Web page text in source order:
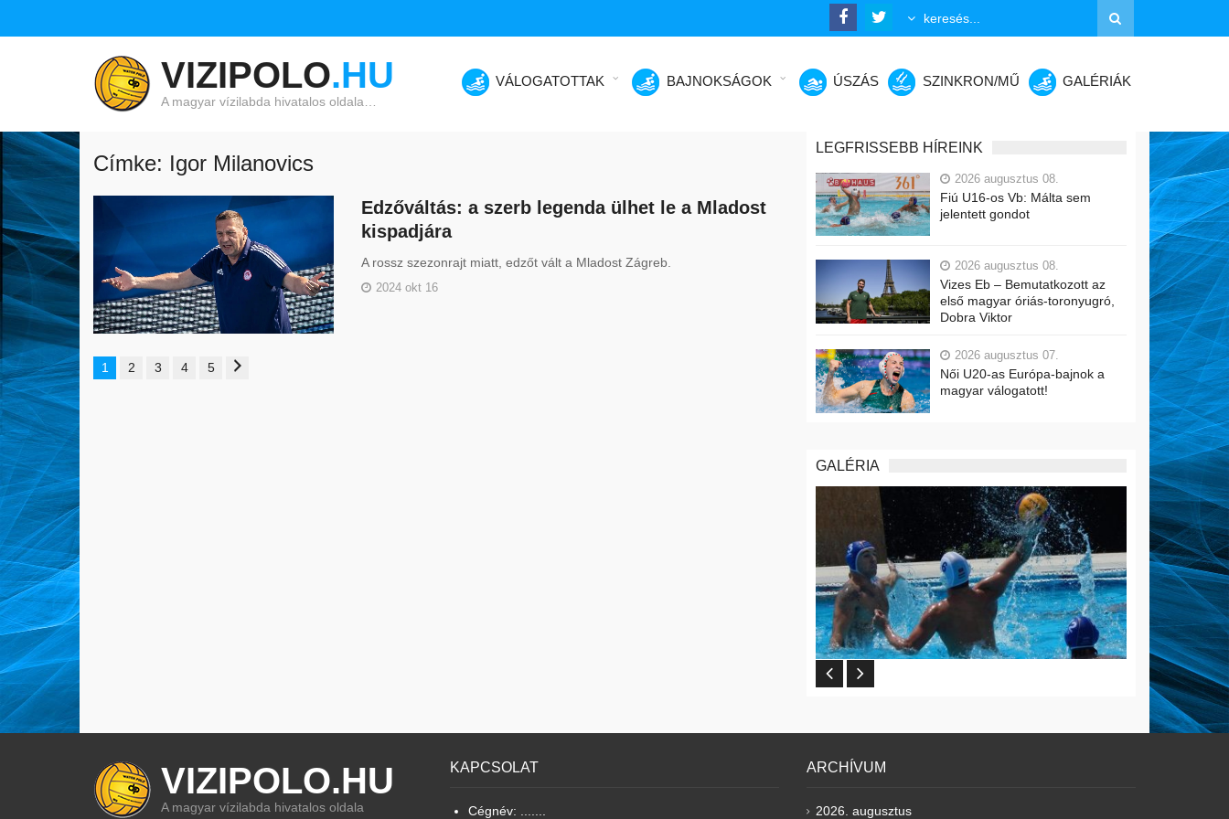
VIZIPOLO.HU
A magyar vízilabda hivatalos oldala…
VÁLOGATOTTAK BAJNOKSÁGOK ÚSZÁS SZINKRON/MŰ GALÉRIÁK
Címke: Igor Milanovics
Edzőváltás: a szerb legenda ülhet le a Mladost
kispadjára
A rossz szezonrajt miatt, edzőt vált a Mladost Zágreb.
2024 okt 16
1 2 3 4 5
LEGFRISSEBB HÍREINK
2026 augusztus 08.
Fiú U16-os Vb: Málta sem
jelentett gondot
2026 augusztus 08.
Vizes Eb – Bemutatkozott az
első magyar óriás-toronyugró,
Dobra Viktor
2026 augusztus 07.
Női U20-as Európa-bajnok a
magyar válogatott!
GALÉRIA
VIZIPOLO.HU
A magyar vízilabda hivatalos oldala
KAPCSOLAT
Cégnév: .......
ARCHÍVUM
2026. augusztus